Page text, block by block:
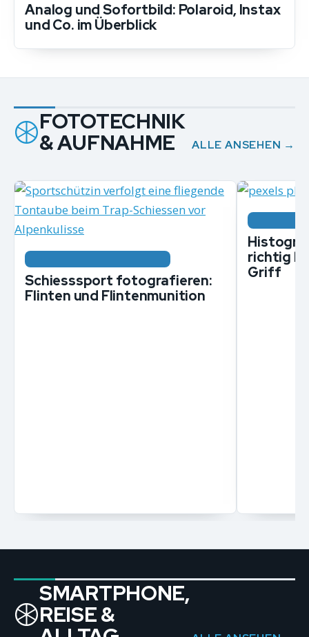
Analog und Sofortbild: Polaroid, Instax
und Co. im Überblick
FOTOTECHNIK
& AUFNAHME ALLE ANSEHEN →
Schiesssport fotografieren:
Flinten und Flintenmunition
richtig
Griff
SMARTPHONE,
REISE &